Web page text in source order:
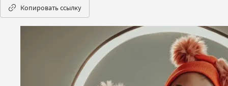
Копировать ссылку